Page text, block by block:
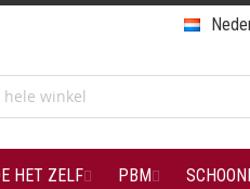
HET ZELF PBM